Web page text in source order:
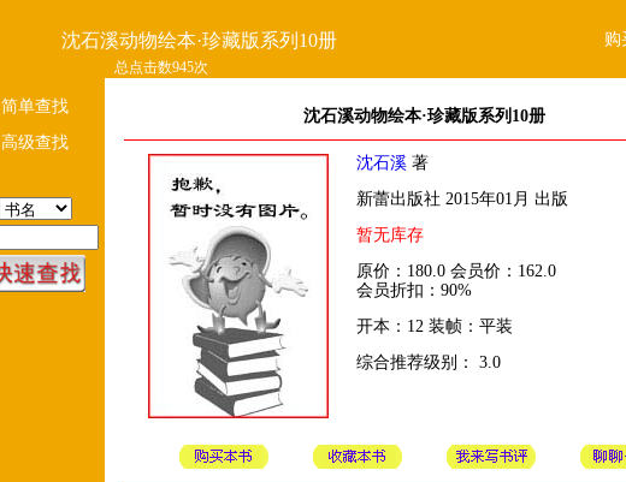
沈石溪动物绘本·珍藏版系列10册
总点击数945次
简单查找
高级查找
沈石溪动物绘本·珍藏版系列10册
沈石溪 著
新蕾出版社 2015年01月 出版
暂无库存
原价：180.0 会员价：162.0
会员折扣：90%
开本：12 装帧：平装
综合推荐级别： 3.0